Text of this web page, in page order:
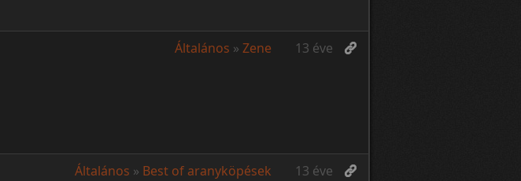
Általános » Zene
13 éve
Általános » Best of aranyköpések 13 éve